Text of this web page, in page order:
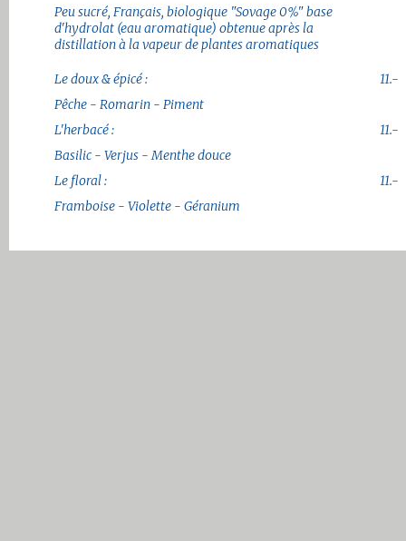
Peu sucré, Français, biologique "Sovage 0%" base
d'hydrolat (eau aromatique) obtenue après la
distillation à la vapeur de plantes aromatiques
Le doux & épicé :
11.-
Pêche - Romarin - Piment
L'herbacé :
11.-
Basilic - Verjus - Menthe douce
Le floral :
11.-
Framboise - Violette - Géranium